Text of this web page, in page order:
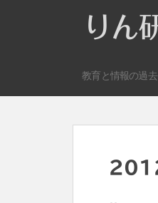
りん
教育と情報の過去